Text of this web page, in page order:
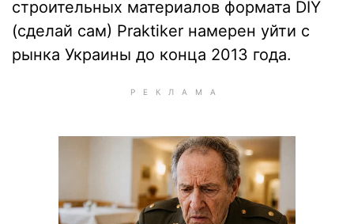
строительных материалов формата DIY
(сделай сам) Praktiker намерен уйти с
рынка Украины до конца 2013 года.